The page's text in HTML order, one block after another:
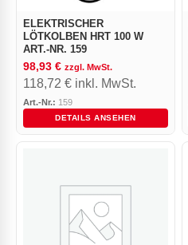
ELEKTRISCHER
LÖTKOLBEN HRT 100 W
ART.-NR. 159
98,93 € zzgl. MwSt.
118,72 € inkl. MwSt.
Art.-Nr.: 159
DETAILS ANSEHEN